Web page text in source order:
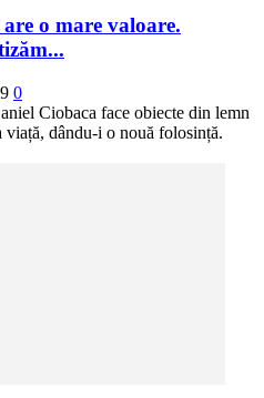
o mare valoare.
0
Ciobaca face obiecte din lemn
viață, dându-i o nouă folosință.